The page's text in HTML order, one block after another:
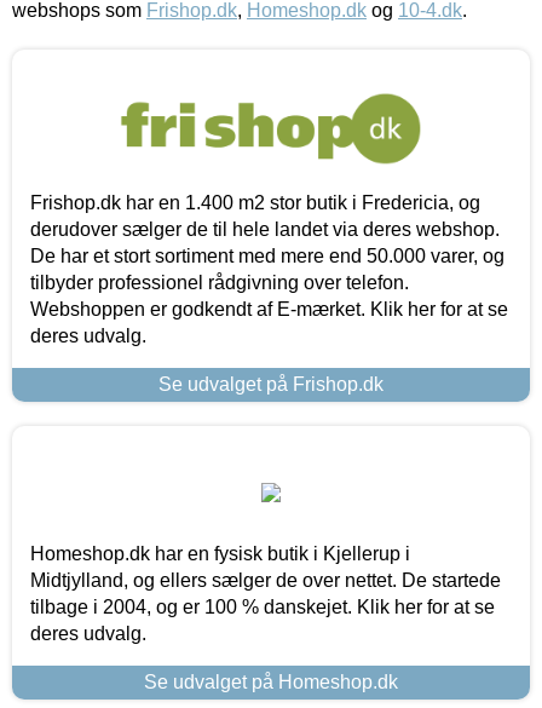
webshops som Frishop.dk, Homeshop.dk og 10-4.dk.
Frishop.dk har en 1.400 m2 stor butik i Fredericia, og
derudover sælger de til hele landet via deres webshop.
De har et stort sortiment med mere end 50.000 varer, og
tilbyder professionel rådgivning over telefon.
Webshoppen er godkendt af E-mærket. Klik her for at se
deres udvalg.
Se udvalget på Frishop.dk
Homeshop.dk har en fysisk butik i Kjellerup i
Midtjylland, og ellers sælger de over nettet. De startede
tilbage i 2004, og er 100 % danskejet. Klik her for at se
deres udvalg.
Se udvalget på Homeshop.dk